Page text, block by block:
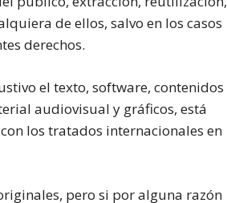
de ellos, salvo en los casos
derechos.
el texto, software, contenidos
audiovisual y gráficos, está
los tratados internacionales en
pero si por alguna razón